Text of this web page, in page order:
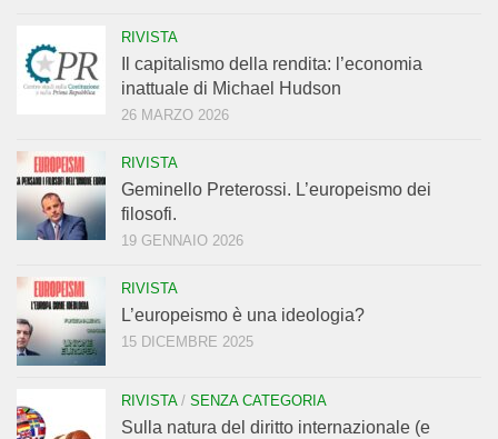
RIVISTA
Il capitalismo della rendita: l’economia
inattuale di Michael Hudson
26 MARZO 2026
RIVISTA
Geminello Preterossi. L’europeismo dei
filosofi.
19 GENNAIO 2026
RIVISTA
L’europeismo è una ideologia?
15 DICEMBRE 2025
RIVISTA/ SENZA CATEGORIA
Sulla natura del diritto internazionale (e